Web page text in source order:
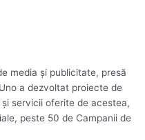
media și publicitate, presă
a dezvoltat proiecte de
servicii oferite de acestea,
peste 50 de Campanii de